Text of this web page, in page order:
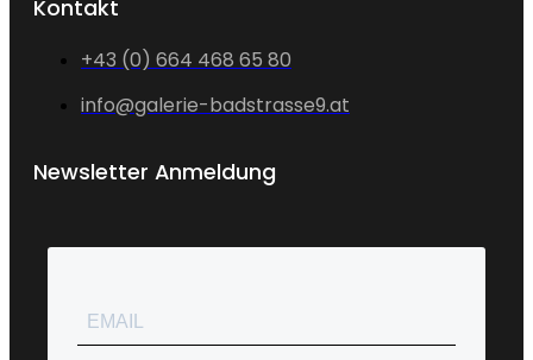
Kontakt
+43 (0) 664 468 65 80
info@galerie-badstrasse9.at
Newsletter Anmeldung